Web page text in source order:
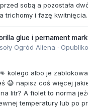
sobą a pozostała
trichomy i fazę kwitnięcia.
glue i pernament
Ogród Aliena ·
kolego albo je
😅 napisz coś więcej
litr? A fiolet to norma
temperatury lub po